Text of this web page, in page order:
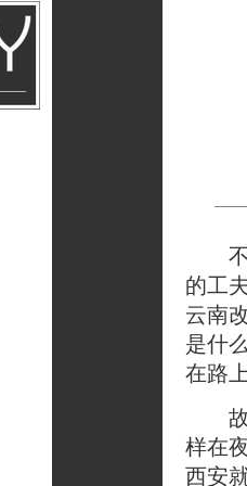
不
的工
云南
是什
在路
故
样在
西安